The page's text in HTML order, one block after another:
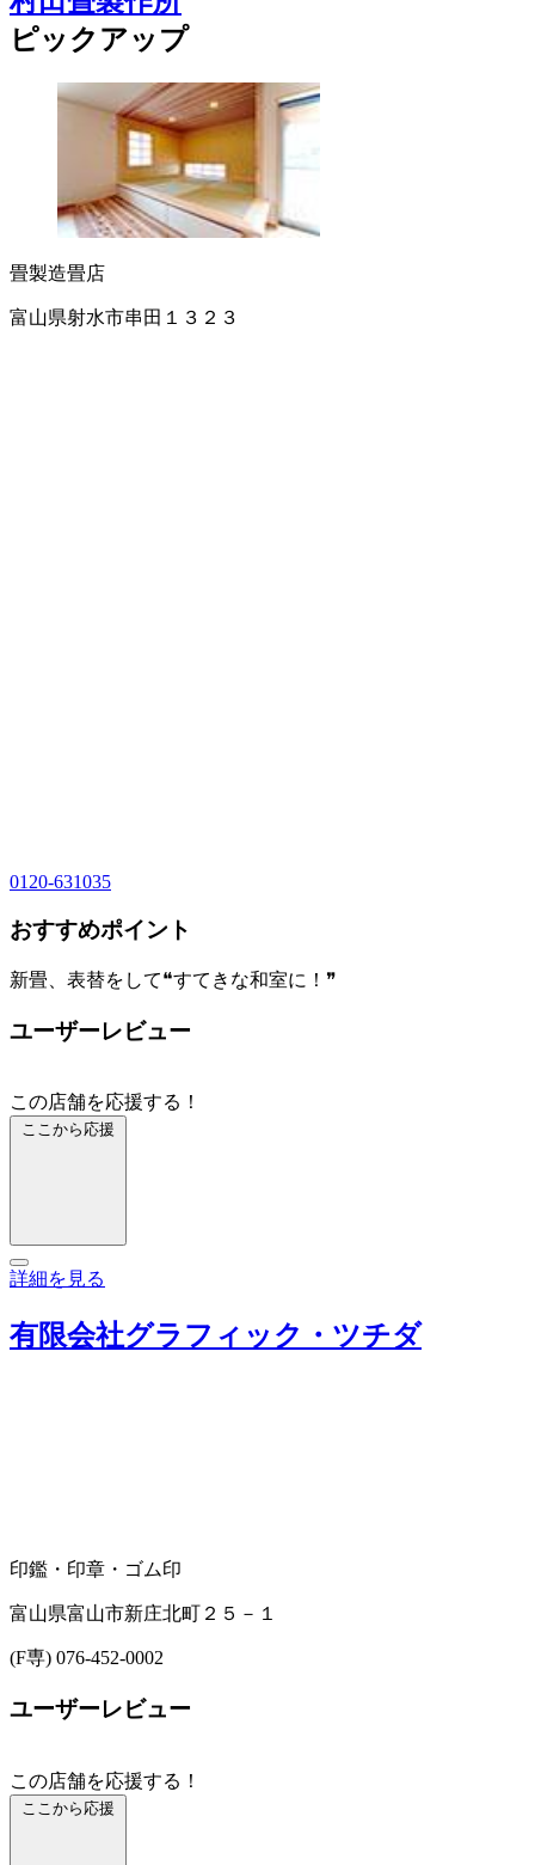
ピックアップ
畳製造畳店
富山県射水市串田１３２３
0120-631035
おすすめポイント
新畳、表替をして❝すてきな和室に！❞
ユーザーレビュー
この店舗を応援する！
ここから応援
詳細を見る
有限会社グラフィック・ツチダ
印鑑・印章・ゴム印
富山県富山市新庄北町２５－１
(F専) 076-452-0002
ユーザーレビュー
この店舗を応援する！
ここから応援